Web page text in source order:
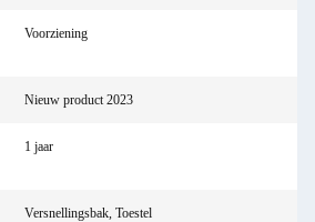
Voorziening
Nieuw product 2023
1 jaar
Versnellingsbak, Toestel